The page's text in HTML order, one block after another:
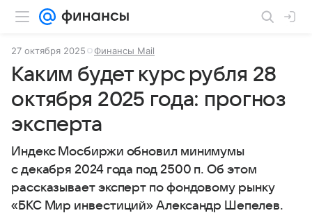
27 октября 2025 Финансы Mail
Каким будет курс рубля 28
октября 2025 года: прогноз
эксперта
Индекс Мосбиржи обновил минимумы
с декабря 2024 года под 2500 п. Об этом
рассказывает эксперт по фондовому рынку
«БКС Мир инвестиций» Александр Шепелев.